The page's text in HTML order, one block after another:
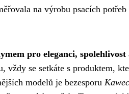
na výrobu psacích
pro eleganci, spolehlivost
vždy se setkáte s produktem,
modelů je bezesporu